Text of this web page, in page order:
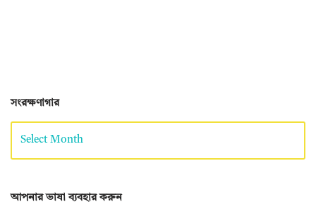
সংরক্ষণাগার
আপনার ভাষা ব্যবহার করুন